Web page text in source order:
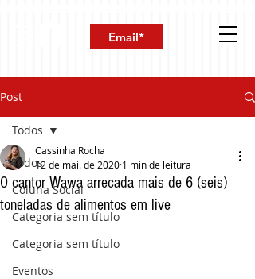
Post
Todos
Coluna Social
Categoria sem título
Categoria sem título
Eventos
Todos
O cantor Wawa arrecada mais de 6 (seis)
toneladas de alimentos em live
Cassinha Rocha
12 de mai. de 2020 1 min de leitura